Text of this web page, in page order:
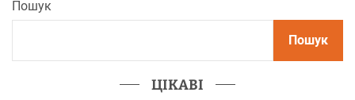
Пошук
Пошук
ЦІКАВІ